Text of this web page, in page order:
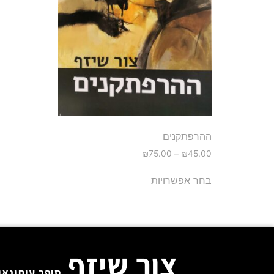
ההרפתקנים
₪45.00
–
₪75.00
בחר אפשרויות
צור שיזף